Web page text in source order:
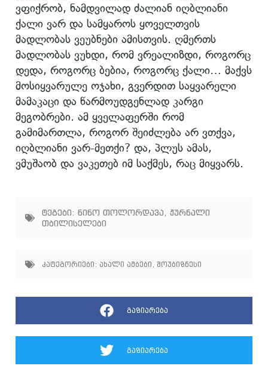
ვფიქრობ, ნამდვილად ძალიან იღბლიანი
ქალი ვარ და სამყაროს ყოველთვის
მადლობას ვეუბნები ამისთვის. ღმერთს
მადლობას ვუხდი, რომ ვრეალიზდი, როგორც
დედა, როგორც ბებია, როგორც ქალი… მაქვს
მოსიყვარულე ოჯახი, გვერდით საყვარელი
მამაკაცი და წარმოუდგენლად კარგი
მეგობრები. ამ ყველაფერში რომ
გამიმართლა, როგორ შეიძლება არ ვთქვა,
იღბლიანი ვარ-მეთქი? და, პლუს ამას,
ვმუშაობ და ვაკეთებ იმ საქმეს, რაც მიყვარს.
ტეგები: ნინო თოლორდავა
ჟურნალი
თბილისელები
კატეგორიები: ახალი ამბები , შოუბიზნესი
გაზიარება
გაზიარება